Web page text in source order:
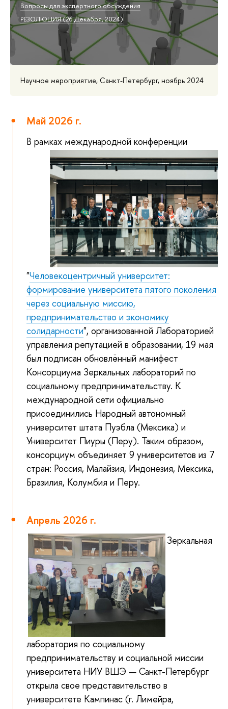
Вопросы для экспертного обсуждения
РЕЗОЛЮЦИЯ (26 Декабря, 2024)
Научное мероприятие, Санкт-Петербург, ноябрь 2024
Май 2026 г.
В рамках международной конференции
"Человекоцентричный университет:
формирование университета пятого поколения
через социальную миссию,
предпринимательство и экономику
солидарности", организованной Лабораторией
управления репутацией в образовании, 19 мая
был подписан обновлённый манифест
Консорциума Зеркальных лабораторий по
социальному предпринимательству. К
международной сети официально
присоединились Народный автономный
университет штата Пуэбла (Мексика) и
Университет Пиуры (Перу). Таким образом,
консорциум объединяет 9 университетов из 7
стран: Россия, Малайзия, Индонезия, Мексика,
Бразилия, Колумбия и Перу.
Апрель 2026 г.
Зеркальная
лаборатория по социальному
предпринимательству и социальной миссии
университета НИУ ВШЭ — Санкт-Петербург
открыла свое представительство в
университете Кампинас (г. Лимейра,